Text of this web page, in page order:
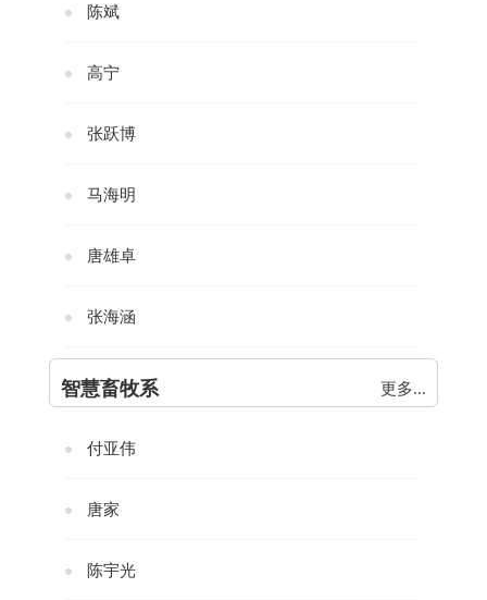
陈斌
高宁
张跃博
马海明
唐雄卓
张海涵
智慧畜牧系 更多...
付亚伟
唐家
陈宇光